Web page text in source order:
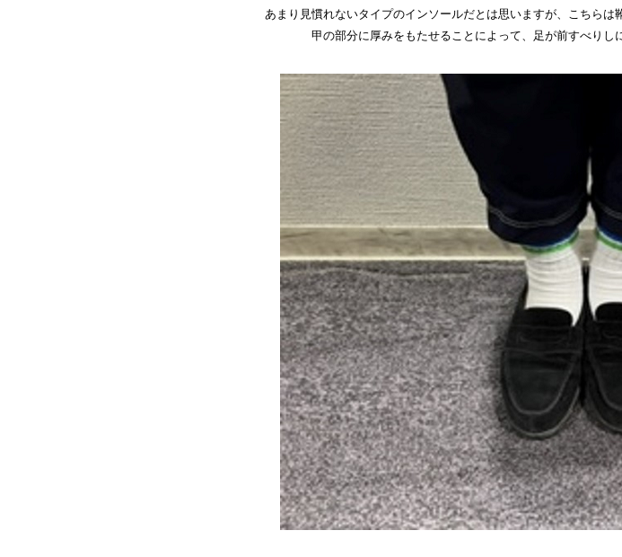
あまり見慣れないタイプのインソールだとは思いますが、こちらは
甲の部分に厚みをもたせることによって、足が前すべりし